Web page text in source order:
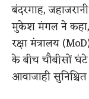
बंदरगाह,
मुकेश मंगल ने कहा,
रक्षा मंत्रालय
के बीच चौबीसों
आवाजाही